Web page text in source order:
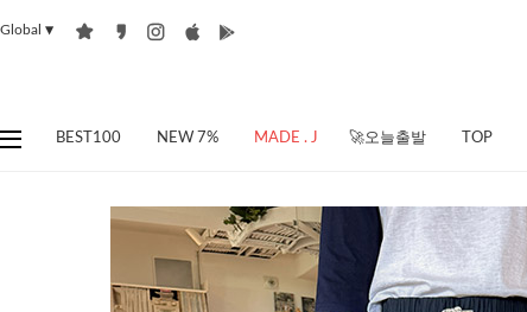
Global ▼
BEST100 NEW 7% MADE . J 🚀오늘출발 TOP